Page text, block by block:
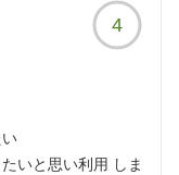
80639?
4
いと思い利用 しま